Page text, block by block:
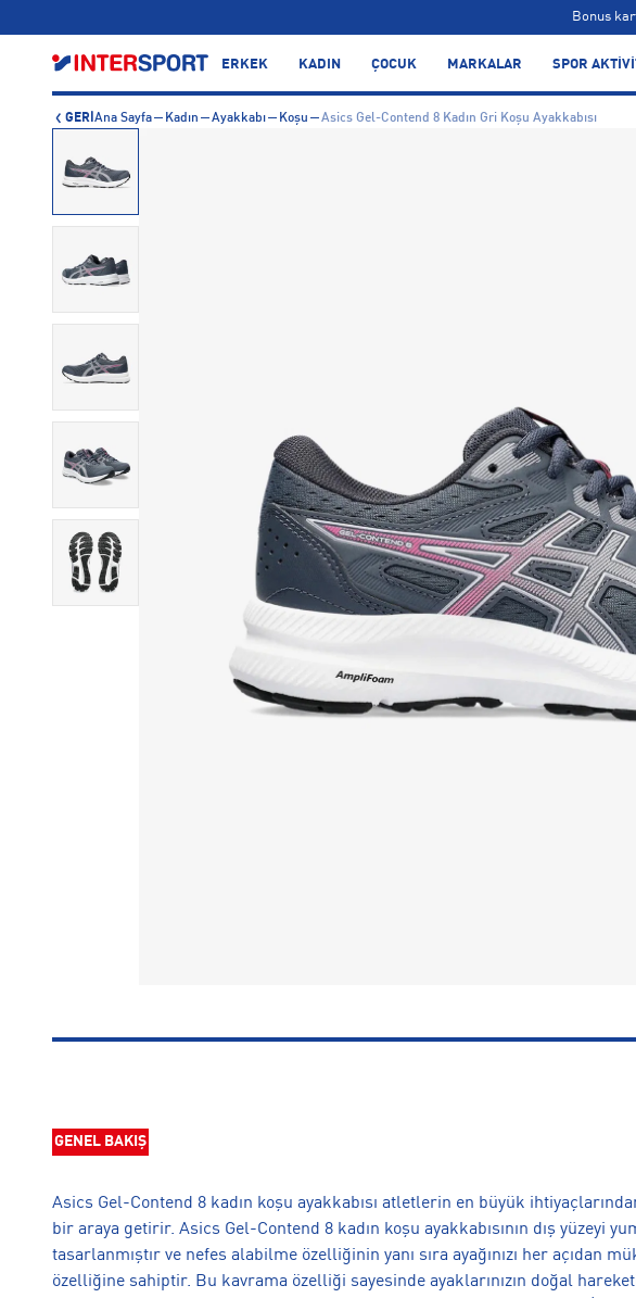
Bonus
ERKEK KADIN ÇOCUK MARKALAR SPOR
GERİ Ana Sayfa Kadın Ayakkabı Koşu
Asics Gel-Contend 8 Kadın Gri Koşu Ayakkabısı
GENEL BAKIŞ
Asics Gel-Contend 8 kadın koşu ayakkabısı atletlerin en büyük
bir araya getirir. Asics Gel-Contend 8 kadın koşu ayakkabısının dış yüzeyi
tasarlanmıştır ve nefes alabilme özelliğinin yanı sıra ayağınızı her açıdan
özelliğine sahiptir. Bu kavrama özelliği sayesinde ayaklarınızın doğal